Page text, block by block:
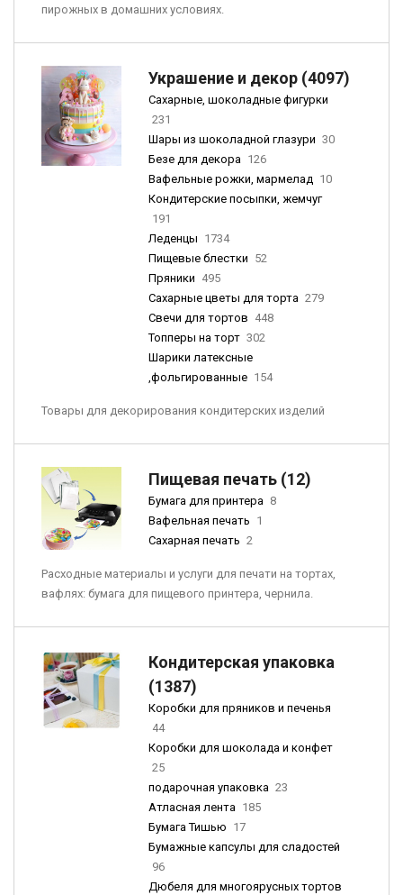
пирожных в домашних условиях.
Украшение и декор (4097)
Сахарные, шоколадные фигурки
231
Шары из шоколадной глазури 30
Безе для декора 126
Вафельные рожки, мармелад 10
Кондитерские посыпки, жемчуг
191
Леденцы 1734
Пищевые блестки 52
Пряники 495
Сахарные цветы для торта 279
Свечи для тортов 448
Топперы на торт 302
Шарики латексные
,фольгированные 154
Товары для декорирования кондитерских изделий
Пищевая печать (12)
Бумага для принтера 8
Вафельная печать 1
Сахарная печать 2
Расходные материалы и услуги для печати на тортах,
вафлях: бумага для пищевого принтера, чернила.
Кондитерская упаковка
(1387)
Коробки для пряников и печенья
44
Коробки для шоколада и конфет
25
подарочная упаковка 23
Атласная лента 185
Бумага Тишью 17
Бумажные капсулы для сладостей
96
Дюбеля для многоярусных тортов